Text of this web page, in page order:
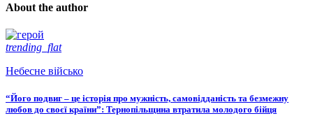
About the author
trending_flat
Небесне військо
“Його подвиг – це історія про мужність, самовідданість та безмежну
любов до своєї країни”: Тернопільщина втратила молодого бійця